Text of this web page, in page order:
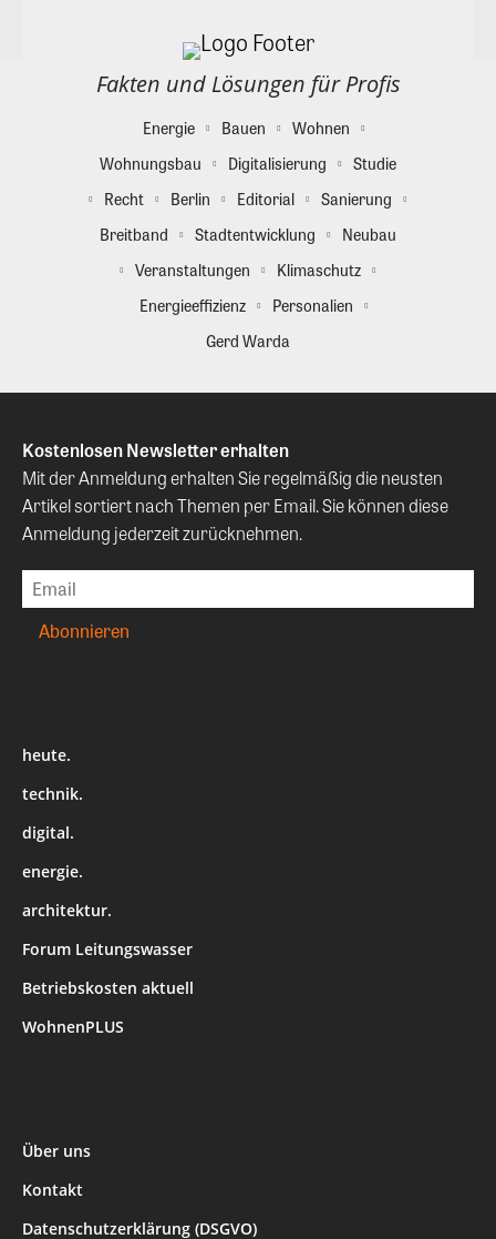
Fakten und Lösungen für Profis
Energie Bauen
Wohnen
Wohnungsbau
Digitalisierung
Studie
Recht
Berlin Editorial
Sanierung
Breitband
Stadtentwicklung
Neubau
Veranstaltungen
Klimaschutz
Energieeffizienz
Personalien
Gerd Warda
Kostenlosen Newsletter erhalten
Mit der Anmeldung erhalten Sie regelmäßig die neusten
Artikel sortiert nach Themen per Email. Sie können diese
Anmeldung jederzeit zurücknehmen.
heute.
technik.
digital.
energie.
architektur.
Forum Leitungswasser
Betriebskosten aktuell
WohnenPLUS
Über uns
Kontakt
Datenschutzerklärung (DSGVO)